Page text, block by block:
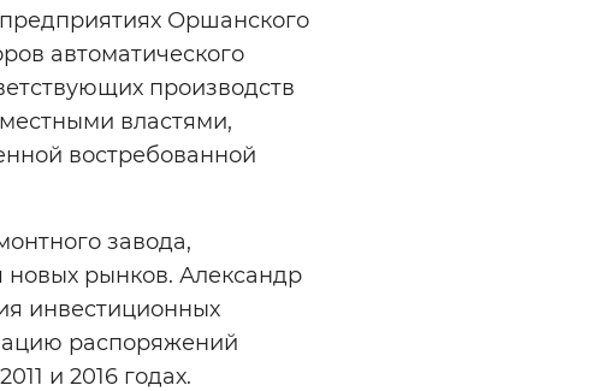
Оршанского
автоматического
производств
властями,
востребованной
завода,
новых рынков. Александр
инвестиционных
распоряжений
и 2016 годах.